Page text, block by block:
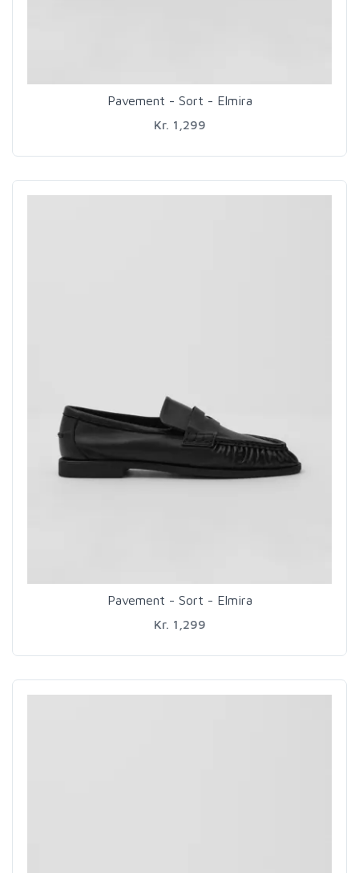
Pavement - Sort - Elmira
Kr. 1,299
Pavement - Sort - Elmira
Kr. 1,299